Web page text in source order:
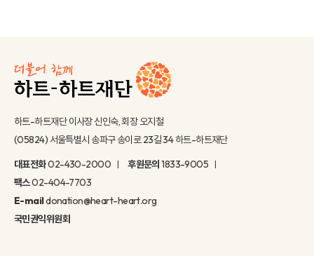
하트-하트재단 이사장 신인숙, 회장 오지철
(05824) 서울특별시 송파구 송이로 23길 34 하트-하트재단
대표전화02-430-2000 후원문의1833-9005
팩스02-404-7703
E-maildonation@heart-heart.org
국민권익위원회